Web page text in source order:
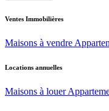
Ventes Immobilières
Maisons à vendre
Locations annuelles
Maisons à louer